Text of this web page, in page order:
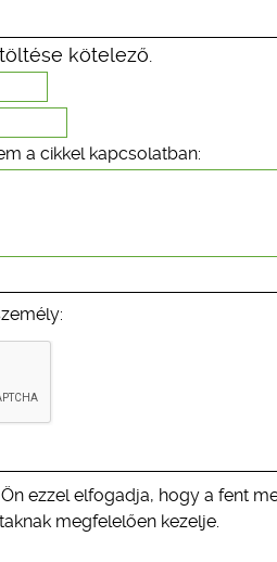
kötelező.
a cikkel kapcsolatban:
ezzel elfogadja, hogy a fent
megfelelően kezelje.